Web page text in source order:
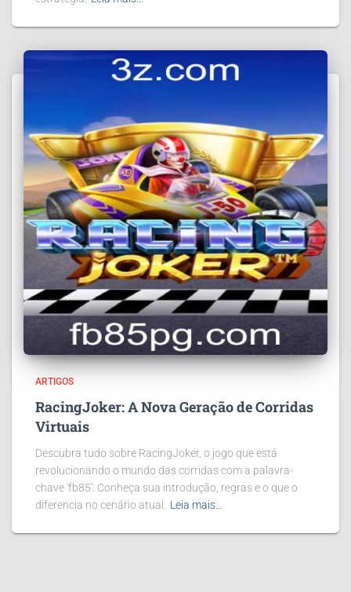
ARTIGOS
RacingJoker: A Nova Geração de Corridas
Virtuais
Descubra tudo sobre RacingJoker, o jogo que está
revolucionando o mundo das corridas com a palavra-
chave 'fb85'. Conheça sua introdução, regras e o que o
diferencia no cenário atual.
Leia mais…